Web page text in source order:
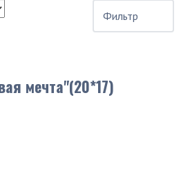
Фильтр
мечта"(20*17)